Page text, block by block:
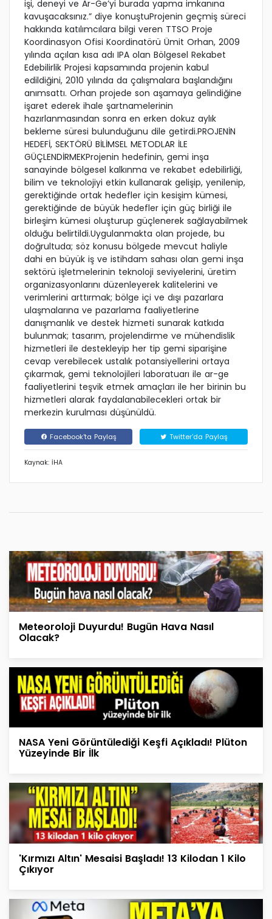
işi, deneyi ve Ar-Ge’yi burada yapma imkanına
kavuşacaksınız.” diye konuştuProjenin geçmiş süreci
hakkında katılımcılara bilgi veren TTSO Proje
Koordinasyon Ofisi Koordinatörü Ümit Orhan, 2009
yılında açılan kısa adı IPA olan Bölgesel Rekabet
Edebilirlik Projesi kapsamında projenin kabul
edildiğini, 2010 yılında da çalışmalara başlandığını
anımsattı. Orhan projede son aşamaya gelindiğine
işaret ederek ihale şartnamelerinin
hazırlanmasından sonra en erken dokuz aylık
bekleme süresi bulunduğunu dile getirdi.PROJENİN
HEDEFİ, SEKTÖRÜ BİLİMSEL METODLAR İLE
GÜÇLENDİRMEKProjenin hedefinin, gemi inşa
sanayinde bölgesel kalkınma ve rekabet edebilirliği,
bilim ve teknolojiyi etkin kullanarak gelişip, yenilenip,
gerektiğinde ortak hedefler için kesişim kümesi,
gerektiğinde de büyük hedefler için güç birliği ile
birleşim kümesi oluşturup güçlenerek sağlayabilmek
olduğu belirtildi.Uygulanmakta olan projede, bu
doğrultuda; söz konusu bölgede mevcut haliyle
dahi en büyük iş ve istihdam sahası olan gemi inşa
sektörü işletmelerinin teknoloji seviyelerini, üretim
organizasyonlarını düzenleyerek kalitelerini ve
verimlerini arttırmak; bölge içi ve dışı pazarlara
ulaşmalarına ve pazarlama faaliyetlerine
danışmanlık ve destek hizmeti sunarak katkıda
bulunmak; tasarım, projelendirme ve mühendislik
hizmetleri ile destekleyip her tip gemi siparişine
cevap verebilecek ustalık potansiyellerini ortaya
çıkarmak, gemi teknolojileri laboratuarı ile ar-ge
faaliyetlerini teşvik etmek amaçları ile her birinin bu
hizmetleri alarak faydalanabilecekleri ortak bir
merkezin kurulması düşünüldü.
Facebook'ta Paylaş Twitter'da Paylaş
Kaynak: İHA
Meteoroloji Duyurdu! Bugün Hava Nasıl
Olacak?
NASA Yeni Görüntülediği Keşfi Açıkladı! Plüton
Yüzeyinde Bir İlk
'Kırmızı Altın' Mesaisi Başladı! 13 Kilodan 1 Kilo
Çıkıyor